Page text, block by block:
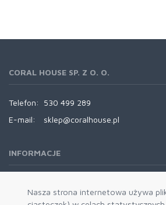
Nasza strona internetowa używa
CORAL HOUSE SP. Z O. O.
Telefon:
530 499 289
E-mail:
sklep@coralhouse.pl
INFORMACJE